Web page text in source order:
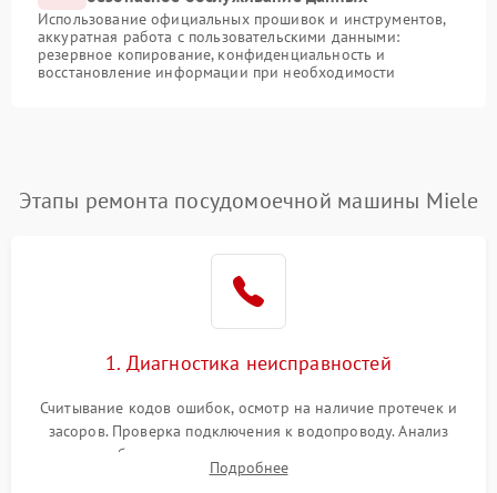
Использование официальных прошивок и инструментов,
аккуратная работа с пользовательскими данными:
резервное копирование, конфиденциальность и
восстановление информации при необходимости
Этапы ремонта посудомоечной машины Miele
1. Диагностика неисправностей
Считывание кодов ошибок, осмотр на наличие протечек и
засоров. Проверка подключения к водопроводу. Анализ
жалоб на отсутствие слива, нагрева, вращения
разбрызгивателей или срабатывание системы защиты
Подробнее